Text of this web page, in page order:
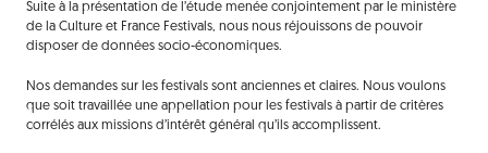
Suite à la présentation de l’étude menée conjointement par le ministère
de la Culture et France Festivals, nous nous réjouissons de pouvoir
disposer de données socio-économiques.
Nos demandes sur les festivals sont anciennes et claires. Nous voulons
que soit travaillée une appellation pour les festivals à partir de critères
corrélés aux missions d’intérêt général qu’ils accomplissent.